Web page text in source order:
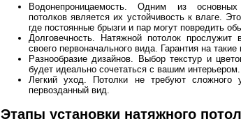
Водонепроницаемость. Одним из
потолков является их устойчивость к влаге.
где постоянные брызги и пар могут повредить
Долговечность. Натяжной потолок
своего первоначального вида. Гарантия на
Разнообразие дизайнов. Выбор текстур и
будет идеально сочетаться с вашим интерьером.
Легкий уход. Потолки не требуют сложного
первозданный вид.
Этапы установки натяжного